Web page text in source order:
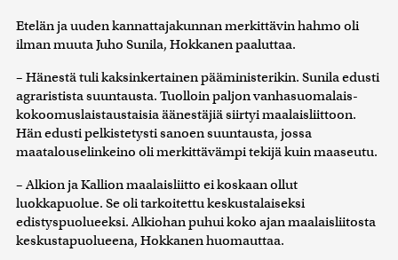
Etelän ja uuden kannattajakunnan merkittävin hahmo oli
ilman muuta Juho Sunila, Hokkanen paaluttaa.
– Hänestä tuli kaksinkertainen pääministerikin. Sunila edusti
agraristista suuntausta. Tuolloin paljon vanhasuomalais-
kokoomuslaistaustaisia äänestäjiä siirtyi maalaisliittoon.
Hän edusti pelkistetysti sanoen suuntausta, jossa
maatalouselinkeino oli merkittävämpi tekijä kuin maaseutu.
– Alkion ja Kallion maalaisliitto ei koskaan ollut
luokkapuolue. Se oli tarkoitettu keskustalaiseksi
edistyspuolueeksi. Alkiohan puhui koko ajan maalaisliitosta
keskustapuolueena, Hokkanen huomauttaa.